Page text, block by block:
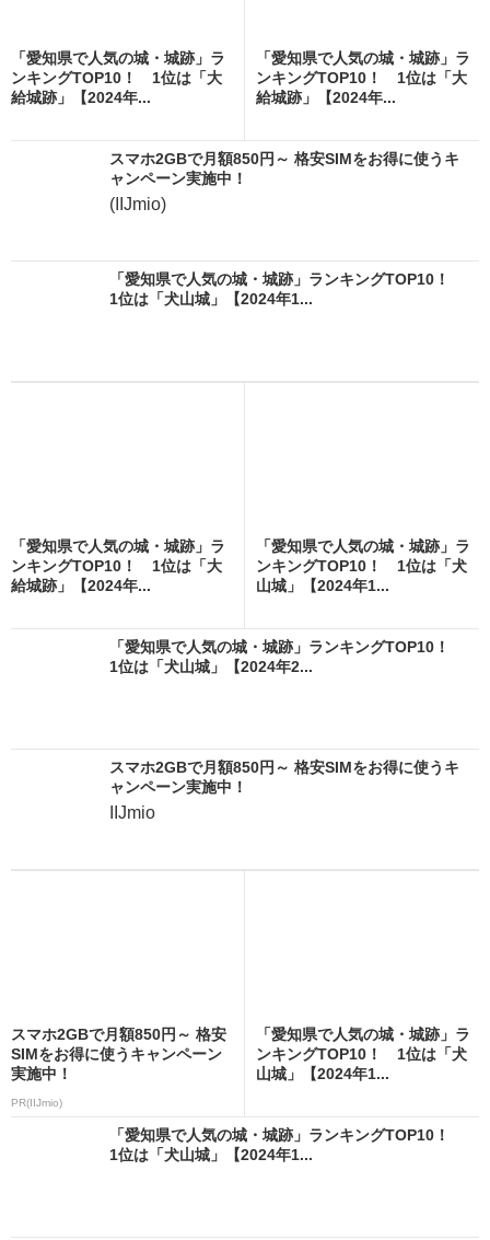
「愛知県で人気の城・城跡」ラ
ンキングTOP10！ 1位は「大
給城跡」【2024年...
「愛知県で人気の城・城跡」ラ
ンキングTOP10！ 1位は「大
給城跡」【2024年...
スマホ2GBで月額850円～ 格安SIMをお得に使うキ
ャンペーン実施中！
(IIJmio)
「愛知県で人気の城・城跡」ランキングTOP10！
1位は「犬山城」【2024年1...
「愛知県で人気の城・城跡」ラ
ンキングTOP10！ 1位は「大
給城跡」【2024年...
「愛知県で人気の城・城跡」ラ
ンキングTOP10！ 1位は「犬
山城」【2024年1...
「愛知県で人気の城・城跡」ランキングTOP10！
1位は「犬山城」【2024年2...
スマホ2GBで月額850円～ 格安SIMをお得に使うキ
ャンペーン実施中！
IIJmio
スマホ2GBで月額850円～ 格安
SIMをお得に使うキャンペーン
実施中！
PR(IIJmio)
「愛知県で人気の城・城跡」ラ
ンキングTOP10！ 1位は「犬
山城」【2024年1...
「愛知県で人気の城・城跡」ランキングTOP10！
1位は「犬山城」【2024年1...